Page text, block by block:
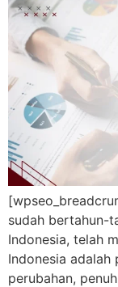
sudah bertahun-
Indonesia, telah
Indonesia adalah
perubahan,